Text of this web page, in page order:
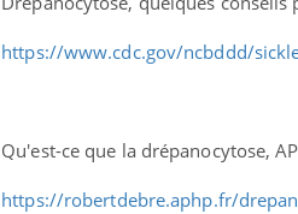
https://www.cdc.gov/ncbddd/
Qu'est-ce que la drépanocytose,
https://robertdebre.aphp.fr/
Il y a
sur la